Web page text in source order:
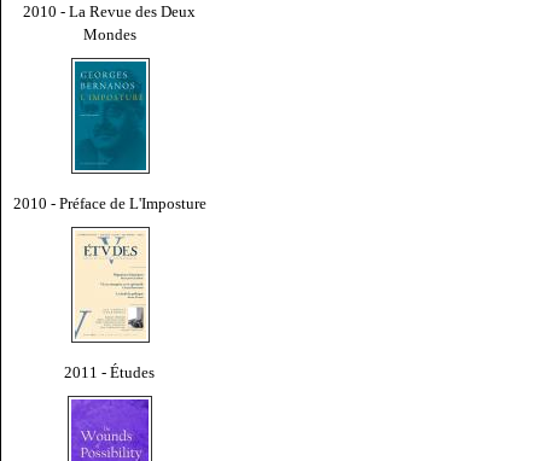
2010 - La Revue des Deux
Mondes
2010 - Préface de L'Imposture
2011 - Études